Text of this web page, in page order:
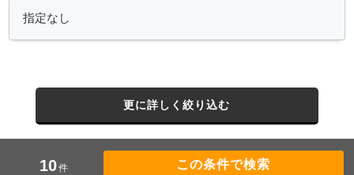
更に詳しく絞り込む
10件